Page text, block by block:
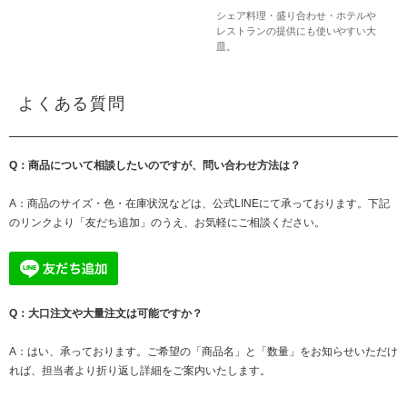
シェア料理・盛り合わせ・ホテルや
レストランの提供にも使いやすい大
皿。
よくある質問
Q：商品について相談したいのですが、問い合わせ方法は？
A：商品のサイズ・色・在庫状況などは、公式LINEにて承っております。下記
のリンクより「友だち追加」のうえ、お気軽にご相談ください。
Q：大口注文や大量注文は可能ですか？
A：はい、承っております。ご希望の「商品名」と「数量」をお知らせいただけ
れば、担当者より折り返し詳細をご案内いたします。